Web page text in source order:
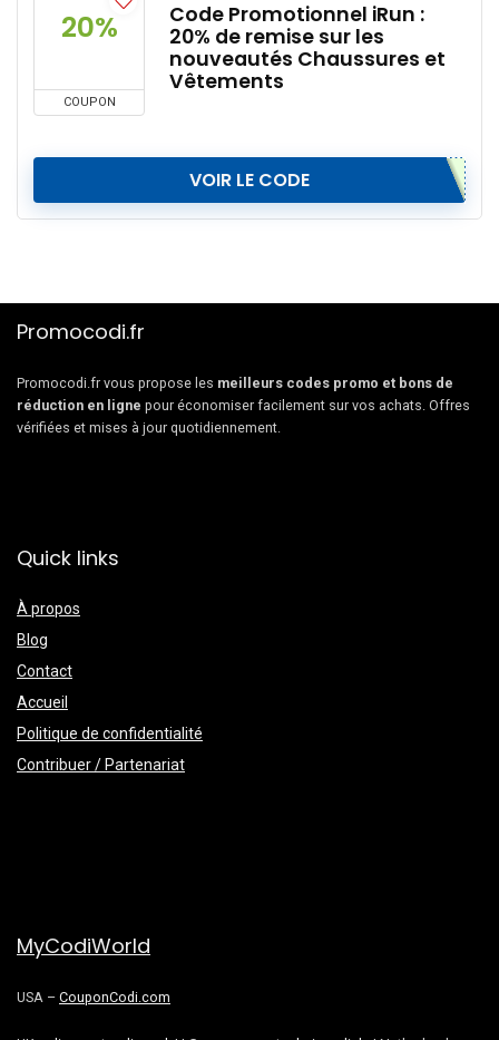
20%
COUPON
Code Promotionnel iRun :
20% de remise sur les
nouveautés Chaussures et
Vêtements
VOIR LE CODE
Promocodi.fr
Promocodi.fr vous propose les meilleurs codes promo et bons de
réduction en ligne pour économiser facilement sur vos achats. Offres
vérifiées et mises à jour quotidiennement.
Quick links
À propos
Blog
Contact
Accueil
Politique de confidentialité
Contribuer / Partenariat
MyCodiWorld
USA – CouponCodi.com